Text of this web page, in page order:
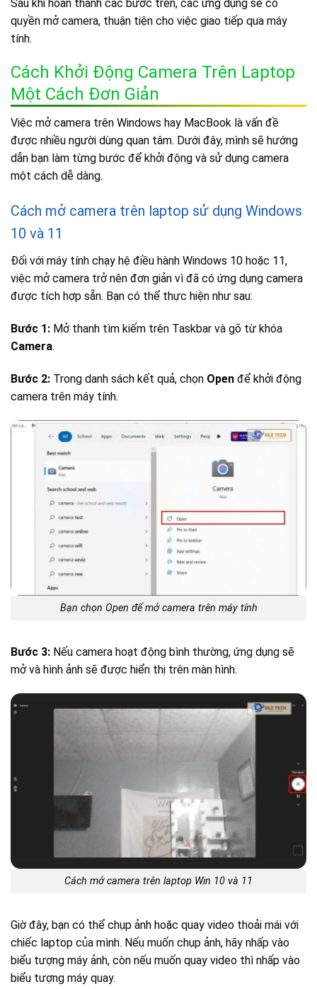
Sau khi hoàn thành các bước trên, các ứng dụng sẽ có
quyền mở camera, thuận tiện cho việc giao tiếp qua máy
tính.
Cách Khởi Động Camera Trên Laptop
Một Cách Đơn Giản
Việc mở camera trên Windows hay MacBook là vấn đề
được nhiều người dùng quan tâm. Dưới đây, mình sẽ hướng
dẫn bạn làm từng bước để khởi động và sử dụng camera
một cách dễ dàng.
Cách mở camera trên laptop sử dụng Windows
10 và 11
Đối với máy tính chạy hệ điều hành Windows 10 hoặc 11,
việc mở camera trở nên đơn giản vì đã có ứng dụng camera
được tích hợp sẵn. Bạn có thể thực hiện như sau:
Bước 1: Mở thanh tìm kiếm trên Taskbar và gõ từ khóa
Camera.
Bước 2: Trong danh sách kết quả, chọn Open để khởi động
camera trên máy tính.
Bạn chọn Open để mở camera trên máy tính
Bước 3: Nếu camera hoạt động bình thường, ứng dụng sẽ
mở và hình ảnh sẽ được hiển thị trên màn hình.
Cách mở camera trên laptop Win 10 và 11
Giờ đây, bạn có thể chụp ảnh hoặc quay video thoải mái với
chiếc laptop của mình. Nếu muốn chụp ảnh, hãy nhấp vào
biểu tượng máy ảnh, còn nếu muốn quay video thì nhấp vào
biểu tượng máy quay.